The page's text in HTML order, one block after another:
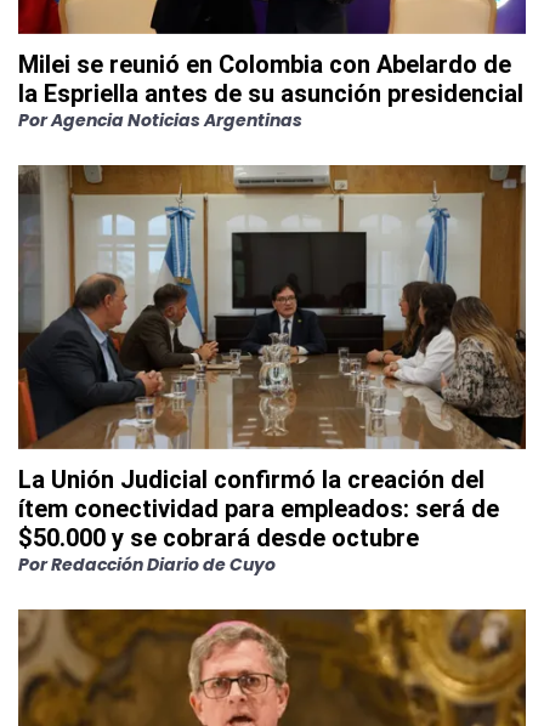
Milei se reunió en Colombia con Abelardo de
la Espriella antes de su asunción presidencial
PorAgencia Noticias Argentinas
La Unión Judicial confirmó la creación del
ítem conectividad para empleados: será de
$50.000 y se cobrará desde octubre
PorRedacción Diario de Cuyo